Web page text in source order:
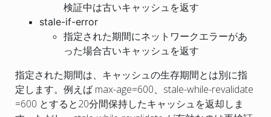
検証中は古いキャッシュを返す
stale-if-error
指定された期間にネットワークエラーがあ
った場合古いキャッシュを返す
指定された期間は、キャッシュの生存期間とは別に指
定します。例えば max-age=600、stale-while-revalidate
=600 とすると20分間保持したキャッシュを返却しま